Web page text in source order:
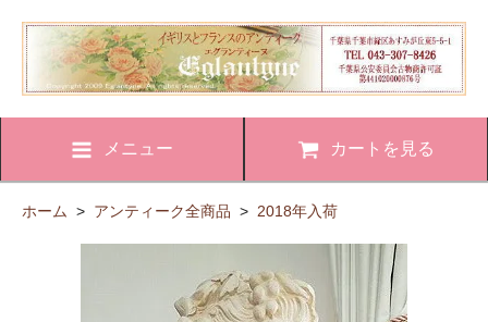
メニュー カートを見る
ホーム > アンティーク全商品 > 2018年入荷